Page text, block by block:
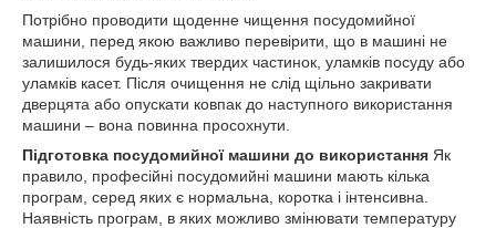
Потрібно проводити щоденне чищення посудомийної
машини, перед якою важливо перевірити, що в машині не
залишилося будь-яких твердих частинок, уламків посуду або
уламків касет. Після очищення не слід щільно закривати
дверцята або опускати ковпак до наступного використання
машини – вона повинна просохнути.
Підготовка посудомийної машини до використання Як
правило, професійні посудомийні машини мають кілька
програм, серед яких є нормальна, коротка і інтенсивна.
Наявність програм, в яких можливо змінювати температуру